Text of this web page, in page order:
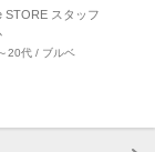
グ、使っ…
STORE スタッフ
20代 / ブルベ